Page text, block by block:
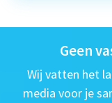
Geen
Wij vatten het
media voor je